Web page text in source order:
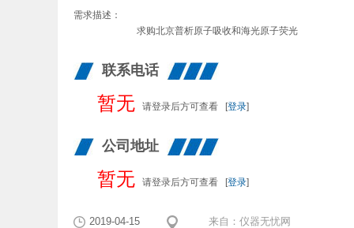
需求描述：
求购北京普析原子吸收和海光原子荧光
联系电话
暂无 请登录后方可查看 [登录]
公司地址
暂无 请登录后方可查看 [登录]
2019-04-15 来自： 仪器无忧网